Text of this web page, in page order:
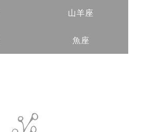
山羊座
魚座